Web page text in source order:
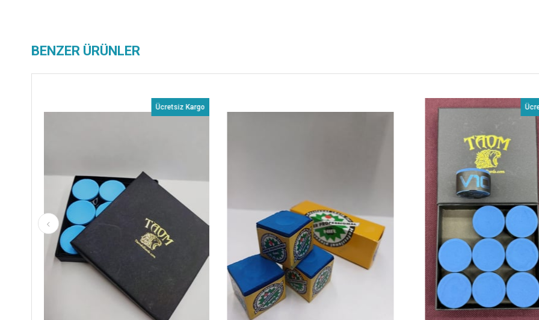
BENZER ÜRÜNLER
Ücretsiz Kargo